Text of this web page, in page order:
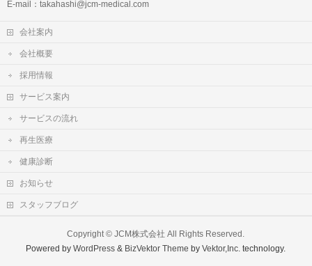
E-mail：takahashi@jcm-medical.com
会社案内
会社概要
採用情報
サービス案内
サービスの流れ
再生医療
健康診断
お知らせ
スタッフブログ
Copyright ©JCM株式会社 All Rights Reserved.
Powered byWordPress & BizVektor Theme byVektor,Inc. technology.